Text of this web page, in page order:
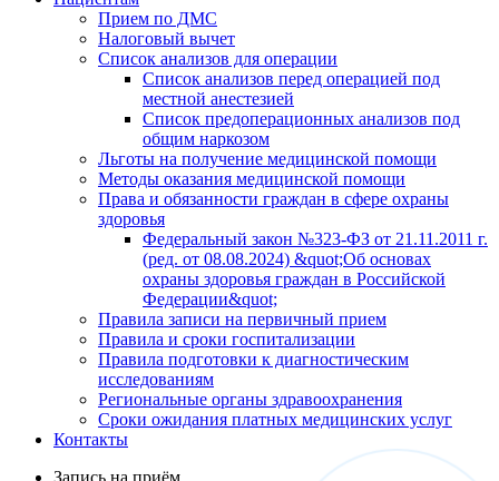
Прием по ДМС
Налоговый вычет
Список анализов для операции
Список анализов перед операцией под
местной анестезией
Список предоперационных анализов под
общим наркозом
Льготы на получение медицинской помощи
Методы оказания медицинской помощи
Права и обязанности граждан в сфере охраны
здоровья
Федеральный закон №323-ФЗ от 21.11.2011 г.
(ред. от 08.08.2024) &quot;Об основах
охраны здоровья граждан в Российской
Федерации&quot;
Правила записи на первичный прием
Правила и сроки госпитализации
Правила подготовки к диагностическим
исследованиям
Региональные органы здравоохранения
Сроки ожидания платных медицинских услуг
Контакты
Запись на приём